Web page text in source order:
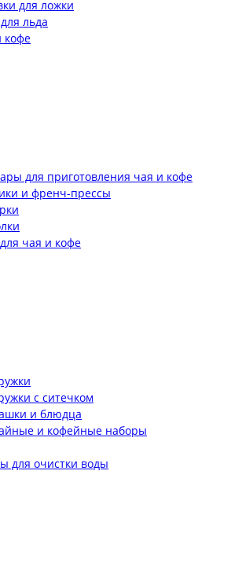
для ложки
льда
кофе
для приготовления чая и кофе
и френч-прессы
чая и кофе
с ситечком
и блюдца
и кофейные наборы
для очистки воды